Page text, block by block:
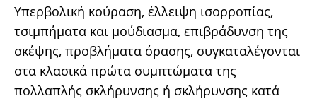
Υπερβολική κούραση, έλλειψη ισορροπίας,
τσιμπήματα και μούδιασμα, επιβράδυνση της
σκέψης, προβλήματα όρασης, συγκαταλέγονται
στα κλασικά πρώτα συμπτώματα της
πολλαπλής σκλήρυνσης ή σκλήρυνσης κατά